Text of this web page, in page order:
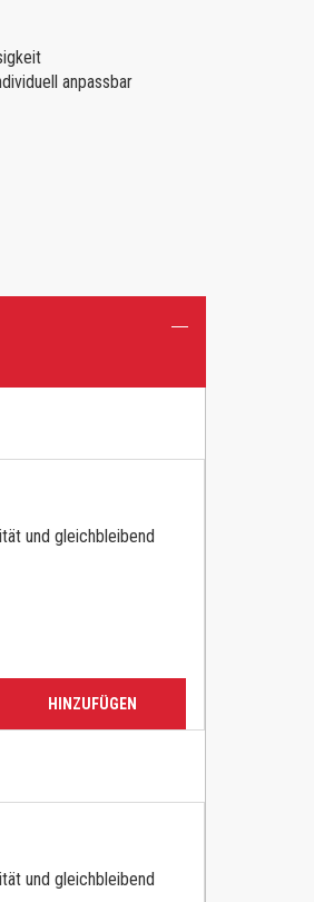
anpassbar
und gleichbleibend
HINZUFÜGEN
und gleichbleibend